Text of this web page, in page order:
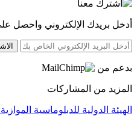
أدخل بريدك الإلكتروني واحصل
بدعم من
المزيد من المشاركات
الهيئة الدولية للدبلوماسية